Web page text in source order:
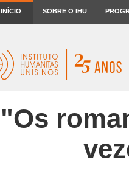
INÍCIO SOBRE O IHU
"Os